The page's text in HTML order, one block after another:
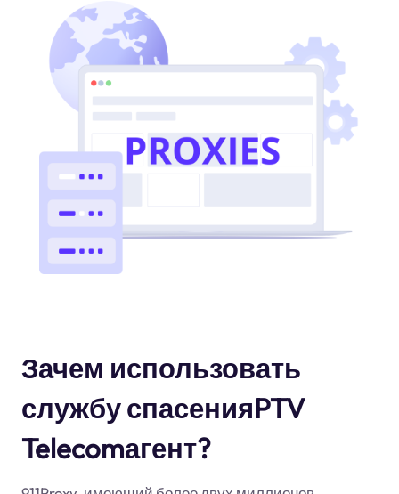
Зачем использовать
службу спасенияPTV
Telecomагент?